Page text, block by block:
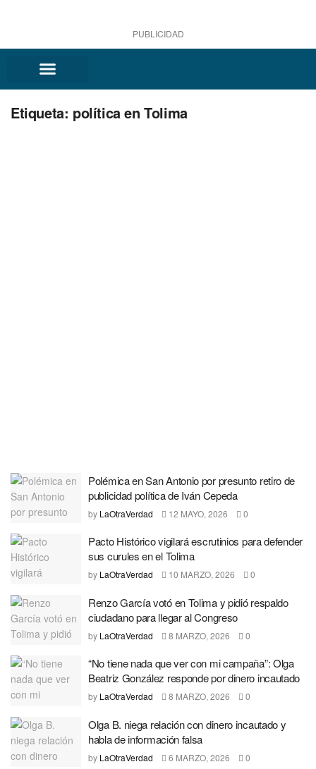
PUBLICIDAD
Etiqueta: política en Tolima
Polémica en San Antonio por presunto retiro de
publicidad política de Iván Cepeda
by LaOtraVerdad 12 MAYO, 2026 0
Pacto Histórico vigilará escrutinios para defender
sus curules en el Tolima
by LaOtraVerdad 10 MARZO, 2026 0
Renzo García votó en Tolima y pidió respaldo
ciudadano para llegar al Congreso
by LaOtraVerdad 8 MARZO, 2026 0
“No tiene nada que ver con mi campaña”: Olga
Beatriz González responde por dinero incautado
by LaOtraVerdad 8 MARZO, 2026 0
Olga B. niega relación con dinero incautado y
habla de información falsa
by LaOtraVerdad 6 MARZO, 2026 0